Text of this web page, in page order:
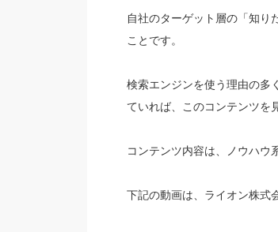
自社のターゲット層の「知り
ことです。
検索エンジンを使う理由の多
ていれば、このコンテンツを
コンテンツ内容は、ノウハウ
下記の動画は、ライオン株式